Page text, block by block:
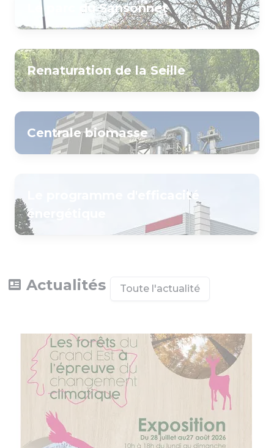
Le parc du Sansonnet
Renaturation de la Seille
Centrale biomasse
Le programme d'efficacité
énergétique
Actualités Toute l'actualité